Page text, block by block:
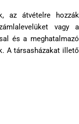
az átvételre hozzák
vagy a
és a meghatalmazó
A társasházakat illető